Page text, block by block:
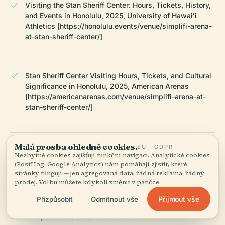
Visiting the Stan Sheriff Center: Hours, Tickets, History,
and Events in Honolulu, 2025, University of Hawaiʻi
Athletics [https://honolulu.events/venue/simplifi-arena-
at-stan-sheriff-center/]
Stan Sheriff Center Visiting Hours, Tickets, and Cultural
Significance in Honolulu, 2025, American Arenas
[https://americanarenas.com/venue/simplifi-arena-at-
stan-sheriff-center/]
Stan Sheriff Center Visiting Hours, Tickets, and Venue
Guide: Your Complete Honolulu Experience, 2025,
Official Stan Sheriff Center Website
[https://www.stansheriffcenter.com]
Wikipedia — Stan Sheriff Center
Malá prosba ohledně cookies.EU · GDPR
Nezbytné cookies zajišťují funkční navigaci. Analytické cookies
(PostHog, Google Analytics) nám pomáhají zjistit, které
stránky fungují — jen agregovaná data, žádná reklama, žádný
prodej. Volbu můžete kdykoli změnit v patičce.
Přizpůsobit Odmítnout vše Přijmout vše